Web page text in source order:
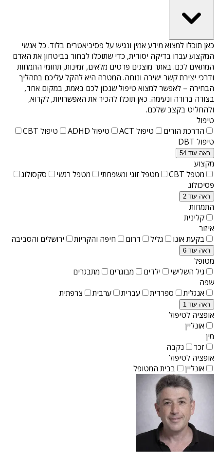
כאן תוכלו למצוא מידע אמין ונגיש על פסיכיאטרים בלוד. כל אנשי
המקצוע עברו בדיקה יסודית, כדי שתוכלו לבחור בביטחון את האדם
המתאים לכם. באתר מוצגים פרטים מלאים, זמינות, תחומי התמחות
ודרכי יצירת קשר ישירה ונוחה. המטרה היא להקל עליכם בתהליך
הבחירה – לאפשר למצוא טיפול שנכון לכם באמת, במקום אחד,
בצורה ברורה ונעימה. כאן תוכלו להכיר את האפשרויות, לקרוא,
ולהחליט בקצב שלכם.
טיפול
הדרכת הורים
טיפול ACT טיפול ADHD
טיפול CBT
טיפול DBT
ראה עוד 54
מקצוע
מטפל CBT
מטפל זוגי ומשפחתי מטפל רגשי
סקסולוג
פסיכולוג
ראה עוד 2
התמחות
קלינית
איזור
בקעת אונו
גליל דרום חיפה והקריות ירושלים והסביבה
ראה עוד 6
מטופל
גיל השלישי
ילדים מבוגרים
מתבגרים
שפה
אנגלית
ספרדית עברית ערבית צרפתית
ראה עוד 1
אופציה לטיפול
אונליין
מין
זכר
נקבה
אופציה לטיפול
אונליין
בבית המטופל